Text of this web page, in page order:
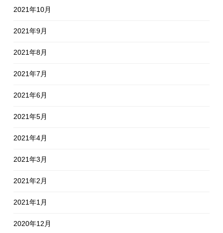
2021年10月
2021年9月
2021年8月
2021年7月
2021年6月
2021年5月
2021年4月
2021年3月
2021年2月
2021年1月
2020年12月